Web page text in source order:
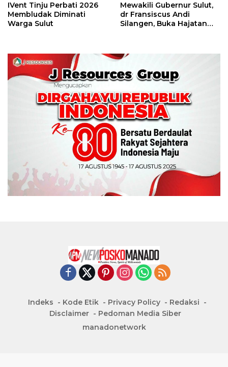
IVent Tinju Perbati 2026
Membludak Diminati
Warga Sulut
Mewakili Gubernur Sulut,
dr Fransiscus Andi
Silangen, Buka Hajatan
Indeks Kode Etik Privacy Policy
Redaksi
Disclaimer
Pedoman Media Siber
manadonetwork